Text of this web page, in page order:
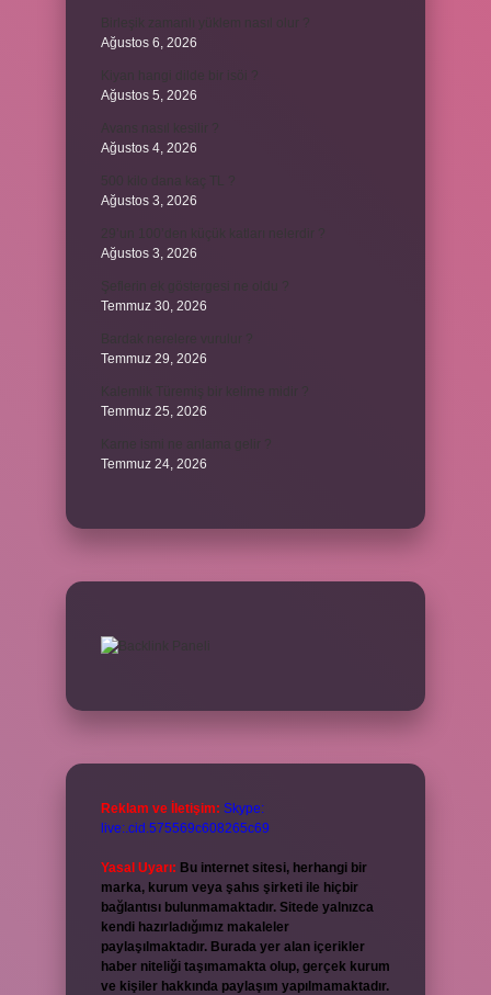
Ağustos 6, 2026
Ağustos 5, 2026
Ağustos 4, 2026
Ağustos 3, 2026
Ağustos 3, 2026
Temmuz 30, 2026
Temmuz 29, 2026
Temmuz 25, 2026
Temmuz 24, 2026
Reklam ve İletişim: Skype:
live:.cid.575569c608265c69
Yasal Uyarı: Bu internet sitesi, herhangi bir
marka, kurum veya şahıs şirketi ile hiçbir
bağlantısı bulunmamaktadır. Sitede yalnızca
kendi hazırladığımız makaleler
paylaşılmaktadır. Burada yer alan içerikler
haber niteliği taşımamakta olup, gerçek kurum
ve kişiler hakkında paylaşım yapılmamaktadır.